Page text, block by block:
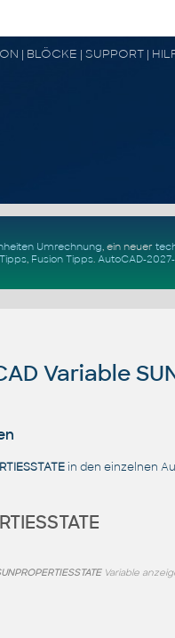
Umrechnung, ein neuer
, Fusion Tipps. AutoCAD-
Variable
in den einzelnen
Variable